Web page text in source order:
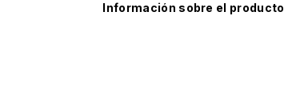
Información sobre el producto